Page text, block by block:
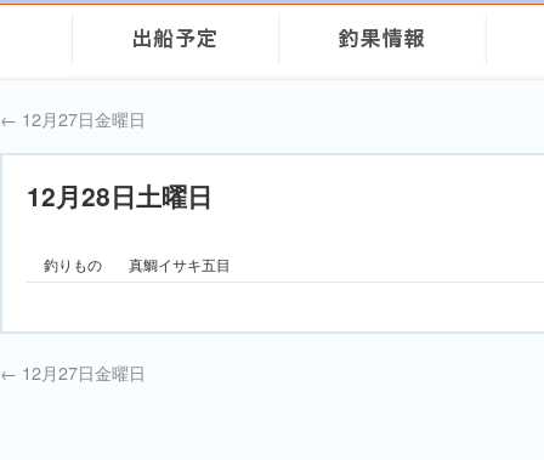
← 12月27日金曜日
12月28日土曜日
釣りもの 真鯛イサキ五目
← 12月27日金曜日